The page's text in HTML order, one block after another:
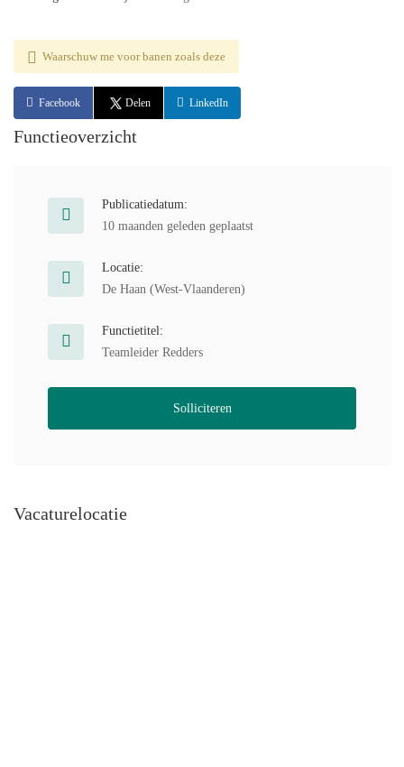
Waarschuw me voor banen zoals deze
Facebook Delen LinkedIn
Functieoverzicht
Publicatiedatum:
10 maanden geleden geplaatst
Locatie:
De Haan (West-Vlaanderen)
Functietitel:
Teamleider Redders
Solliciteren
Vacaturelocatie